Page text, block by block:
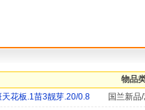
物品
花板.1苗3靓芽.20/0.8
国兰新品